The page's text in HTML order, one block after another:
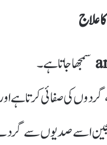
سمجھا جاتا ہے۔
گردوں کی صفائی کرتا ہے
اسے صدیوں سے گردے